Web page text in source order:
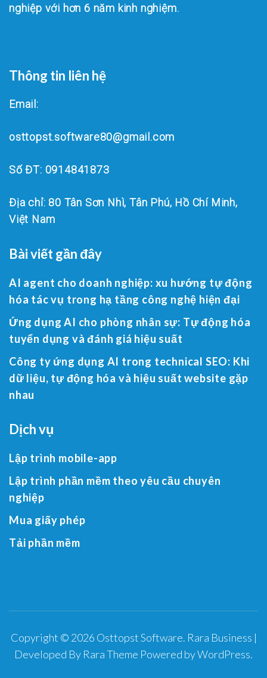
nghiệp với hơn 6 năm kinh nghiệm.
Thông tin liên hệ
Email:
osttopst.software80@gmail.com
Số ĐT: 0914841873
Địa chỉ: 80 Tân Sơn Nhì, Tân Phú, Hồ Chí Minh,
Việt Nam
Bài viết gần đây
AI agent cho doanh nghiệp: xu hướng tự động
hóa tác vụ trong hạ tầng công nghệ hiện đại
Ứng dụng AI cho phòng nhân sự: Tự động hóa
tuyển dụng và đánh giá hiệu suất
Công ty ứng dụng AI trong technical SEO: Khi
dữ liệu, tự động hóa và hiệu suất website gặp
nhau
Dịch vụ
Lập trình mobile-app
Lập trình phần mềm theo yêu cầu chuyên
nghiệp
Mua giấy phép
Tải phần mềm
Copyright © 2026 Osttopst Software. Rara Business |
Developed By Rara Theme Powered byWordPress.